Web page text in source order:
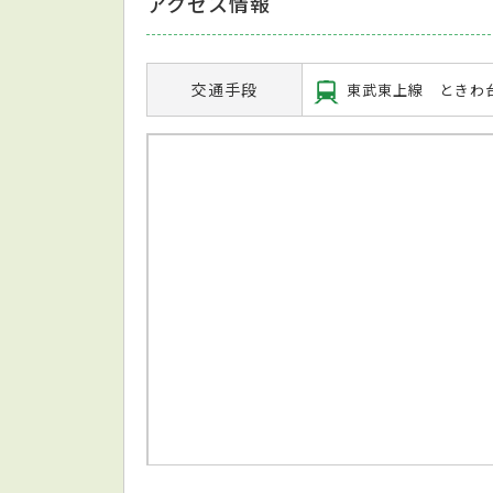
交通手段 東武東上線 ときわ